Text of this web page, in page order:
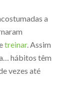
a
treinar. Assim
hábitos têm
vezes até